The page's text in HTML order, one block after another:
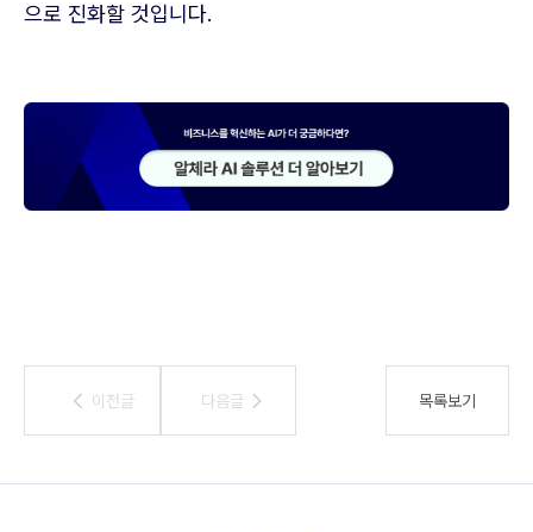
으로 진화할 것입니다.
이전글
이전글 다음글
다음글 목록보기